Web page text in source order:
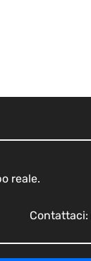
reale.
Contattaci: